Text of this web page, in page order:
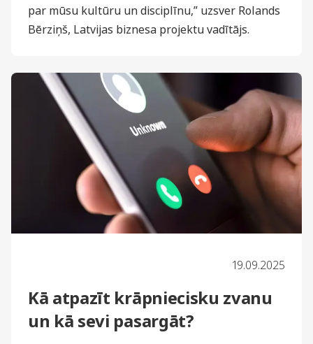
par mūsu kultūru un disciplīnu,” uzsver Rolands
Bērziņš, Latvijas biznesa projektu vadītājs.
19.09.2025
Kā atpazīt krāpniecisku zvanu
un kā sevi pasargāt?